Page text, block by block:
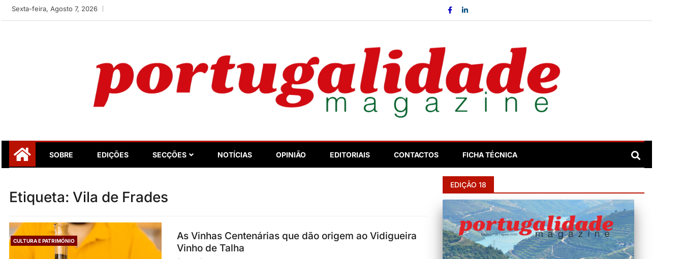
Skip
to
Sexta-feira, Agosto 7, 2026
Portugalidade
SOBRE EDIÇÕES SECÇÕES NOTÍCIAS OPINIÃO EDITORIAIS CONTACTOS FICHA TÉCNICA
Etiqueta: Vila de Frades
CULTURA E PATRIMÓNIO
As Vinhas Centenárias que dão origem ao Vidigueira
Vinho de Talha
EDIÇÃO 18